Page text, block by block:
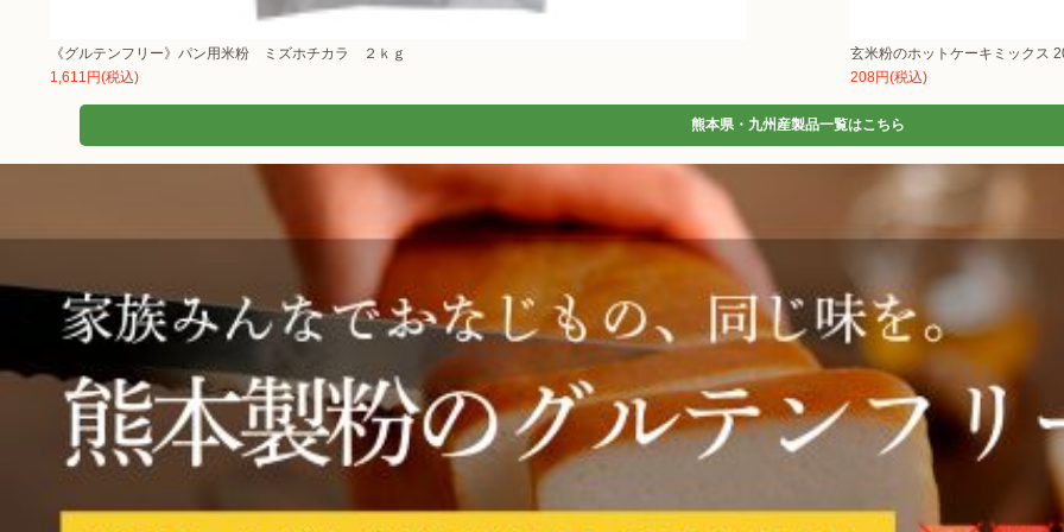
《グルテンフリー》パン用米粉 ミズホチカラ ２ｋｇ
1,611円(税込)
玄米粉のホットケーキミックス
208円(税込)
熊本県・九州産製品一覧はこちら